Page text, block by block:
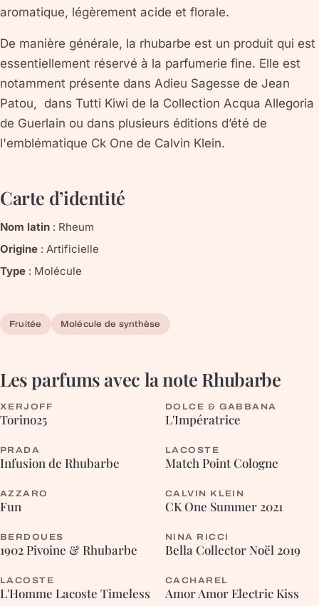
aromatique, légèrement acide et florale.
De manière générale, la rhubarbe est un produit qui est
essentiellement réservé à la parfumerie fine. Elle est
notamment présente dans Adieu Sagesse de Jean
Patou, dans Tutti Kiwi de la Collection Acqua Allegoria
de Guerlain ou dans plusieurs éditions d’été de
l'emblématique Ck One de Calvin Klein.
Carte d’identité
Nom latin : Rheum
Origine : Artificielle
Type : Molécule
Fruitée Molécule de synthèse
Les parfums avec la note Rhubarbe
EPICÉE
XERJOFF
Torino25 FLEURIE
DOLCE & GABBANA
L'Impératrice
FLEURIE
PRADA
Infusion de Rhubarbe
LACOSTE
Match Point Cologne
AZZARO
Fun HESPÉRIDÉE
CALVIN KLEIN
CK One Summer 2021
FLEURIE
BERDOUES
1902 Pivoine & Rhubarbe FLEURIE
NINA RICCI
Bella Collector Noël 2019
ORIENTALE
LACOSTE
L'Homme Lacoste Timeless FLEURIE
CACHAREL
Amor Amor Electric Kiss